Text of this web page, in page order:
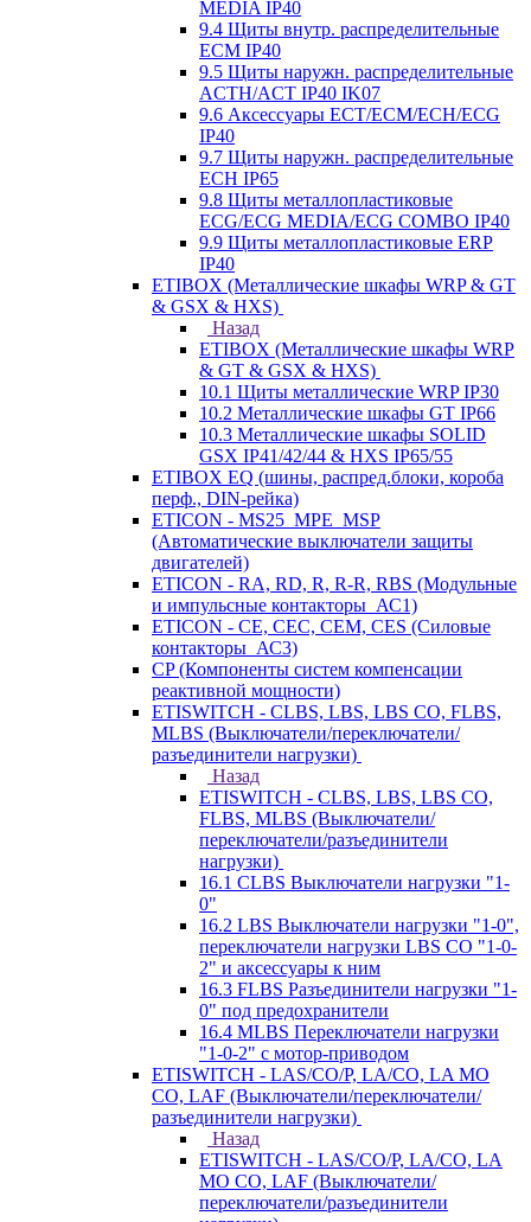
MEDIA IP40
9.4 Щиты внутр. распределительные
ECМ IP40
9.5 Щиты наружн. распределительные
ACTH/ACT IP40 IK07
9.6 Аксессуары ECT/ECM/ECH/ECG
IP40
9.7 Щиты наружн. распределительные
ECH IP65
9.8 Щиты металлопластиковые
ECG/ECG MEDIA/ECG COMBO IP40
9.9 Щиты металлопластиковые ERP
IP40
ETIBOX (Металлические шкафы WRP & GT
& GSX & HXS)
Назад
ETIBOX (Металлические шкафы WRP
& GT & GSX & HXS)
10.1 Щиты металлические WRP IP30
10.2 Металлические шкафы GT IP66
10.3 Металлические шкафы SOLID
GSX IP41/42/44 & HXS IP65/55
ETIBOX EQ (шины, распред.блоки, короба
перф., DIN-рейка)
ETICON - MS25_MPE_MSP
(Автоматические выключатели защиты
двигателей)
ETICON - RA, RD, R, R-R, RBS (Модульные
и импульсные контакторы_АС1)
ETICON - CE, CEC, CEM, CES (Силовые
контакторы_АС3)
CP (Компоненты систем компенсации
реактивной мощности)
ETISWITCH - CLBS, LBS, LBS CO, FLBS,
MLBS (Выключатели/переключатели/
разъединители нагрузки)
Назад
ETISWITCH - CLBS, LBS, LBS CO,
FLBS, MLBS (Выключатели/
переключатели/разъединители
нагрузки)
16.1 CLBS Выключатели нагрузки "1-
0"
16.2 LBS Выключатели нагрузки "1-0",
переключатели нагрузки LBS CO "1-0-
2" и аксессуары к ним
16.3 FLBS Разъединители нагрузки "1-
0" под предохранители
16.4 MLBS Переключатели нагрузки
"1-0-2" с мотор-приводом
ETISWITCH - LAS/CO/P, LA/CO, LA MO
CO, LAF (Выключатели/переключатели/
разъединители нагрузки)
Назад
ETISWITCH - LAS/CO/P, LA/CO, LA
MO CO, LAF (Выключатели/
переключатели/разъединители